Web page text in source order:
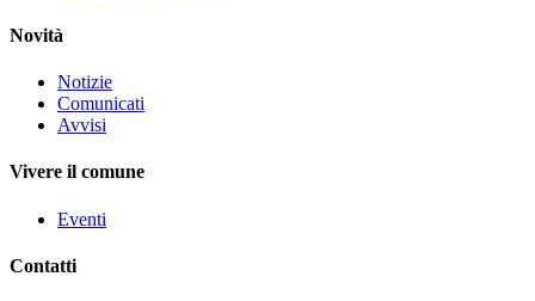
Novità
Notizie
Comunicati
Avvisi
Vivere il comune
Eventi
Contatti